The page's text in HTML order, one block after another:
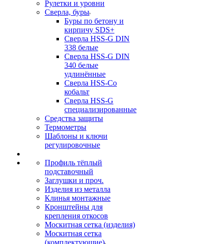
Рулетки и уровни
Сверла, буры
Буры по бетону и
кирпичу SDS+
Сверла HSS-G DIN
338 белые
Сверла HSS-G DIN
340 белые
удлинённые
Сверла HSS-Co
кобальт
Сверла HSS-G
специализированные
Средства защиты
Термометры
Шаблоны и ключи
регулировочные
Профиль тёплый
подставочный
Заглушки и проч.
Изделия из металла
Клинья монтажные
Кронштейны для
крепления откосов
Москитная сетка (изделия)
Москитная сетка
(комплектующие)